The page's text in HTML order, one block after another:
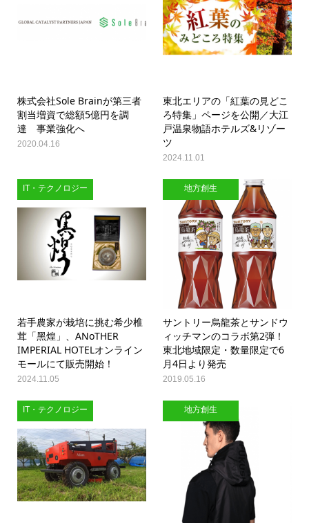
株式会社Sole Brainが第三者
割当増資で総額5億円を調
達 事業強化へ
2020.04.16
東北エリアの「紅葉の見どこ
ろ特集」ページを公開／大江
戸温泉物語ホテルズ&リゾー
ツ
2024.11.01
IT・テクノロジー
若手農家が栽培に挑む希少椎
茸「黑煌」、ANoTHER
IMPERIAL HOTELオンライン
モールにて販売開始！
2024.11.05
地方創生
サントリー烏龍茶とサンドウ
ィッチマンのコラボ第2弾！
東北地域限定・数量限定で6
月4日より発売
2019.05.16
IT・テクノロジー 地方創生